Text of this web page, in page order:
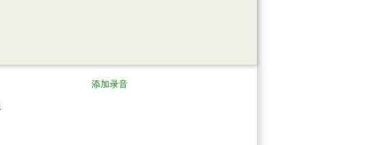
添加录音